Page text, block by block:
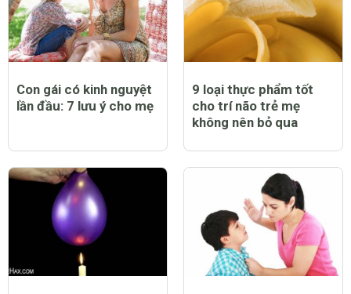
Con gái có kinh nguyệt
lần đầu: 7 lưu ý cho mẹ
9 loại thực phẩm tốt
cho trí não trẻ mẹ
không nên bỏ qua